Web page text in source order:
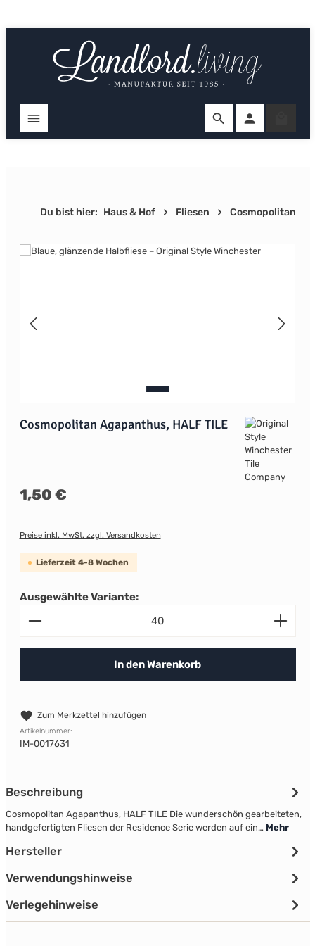
Du bist hier: Haus & Hof Fliesen Cosmopolitan
Bildergalerie überspringen
Cosmopolitan Agapanthus, HALF TILE
Regulärer Preis:
1,50 €
Preise inkl. MwSt. zzgl. Versandkosten
Lieferzeit 4-8 Wochen
Ausgewählte Variante:
Produkt Anzahl: Gib den gewünschten Wert ein
In den Warenkorb
Zum Merkzettel hinzufügen
Artikelnummer:
IM-0017631
Beschreibung
Cosmopolitan Agapanthus, HALF TILE Die wunderschön gearbeiteten,
handgefertigten Fliesen der Residence Serie werden auf ein… Mehr
Hersteller
Verwendungshinweise
Verlegehinweise